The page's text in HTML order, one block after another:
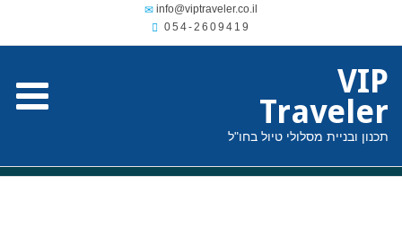
054-2609419
VIP
Traveler
תכנון ובניית מסלולי טיול בחו"ל